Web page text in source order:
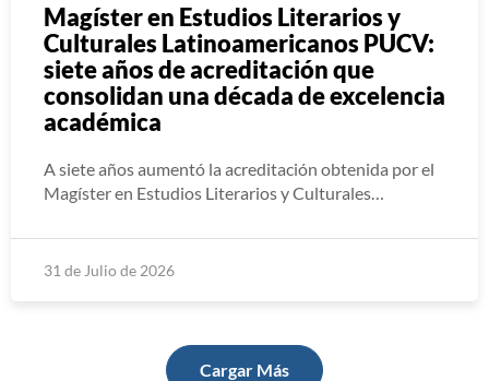
Magíster en Estudios Literarios y
Culturales Latinoamericanos PUCV:
siete años de acreditación que
consolidan una década de excelencia
académica
A siete años aumentó la acreditación obtenida por el
Magíster en Estudios Literarios y Culturales…
31 de Julio de 2026
Cargar Más